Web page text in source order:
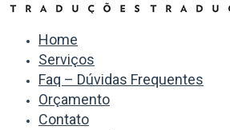
Home
Serviços
Faq – Dúvidas Frequentes
Orçamento
Contato